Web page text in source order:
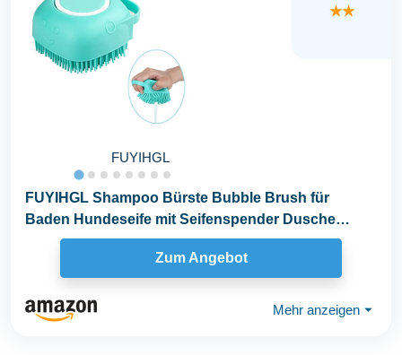
FUYIHGL
★★
FUYIHGL Shampoo Bürste Bubble Brush für
Baden Hundeseife mit Seifenspender Dusche
Bürste Silikon...
Zum Angebot
Mehr anzeigen ⏷